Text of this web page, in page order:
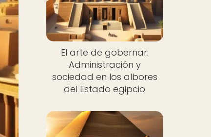
El arte de gobernar:
Administración y
sociedad en los albores
del Estado egipcio